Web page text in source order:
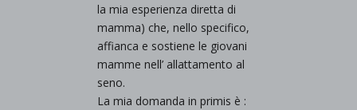
la mia esperienza diretta di
mamma) che, nello specifico,
affianca e sostiene le giovani
mamme nell’ allattamento al
seno.
La mia domanda in primis è :